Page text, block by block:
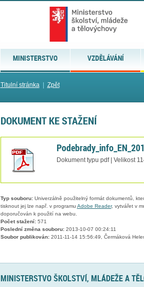
MINISTERSTVO VZDĚLÁVÁNÍ
Titulní stránka| Zpět
DOKUMENT KE STAŽENÍ
Dokument typu pdf | Velikost
Typ souboru:Univerzálně použitelný formát dokumentů,
tisknout jej lze např. v programu Adobe Reader, vytvářet v
doporučován k použití na webu.
Počet stažení:571
Poslední změna souboru:2013-10-07 00:24:11
Soubor publikován:2011-11-14 15:56:49, Čermáková
MINISTERSTVO ŠKOLSTVÍ, MLÁDEŽE A